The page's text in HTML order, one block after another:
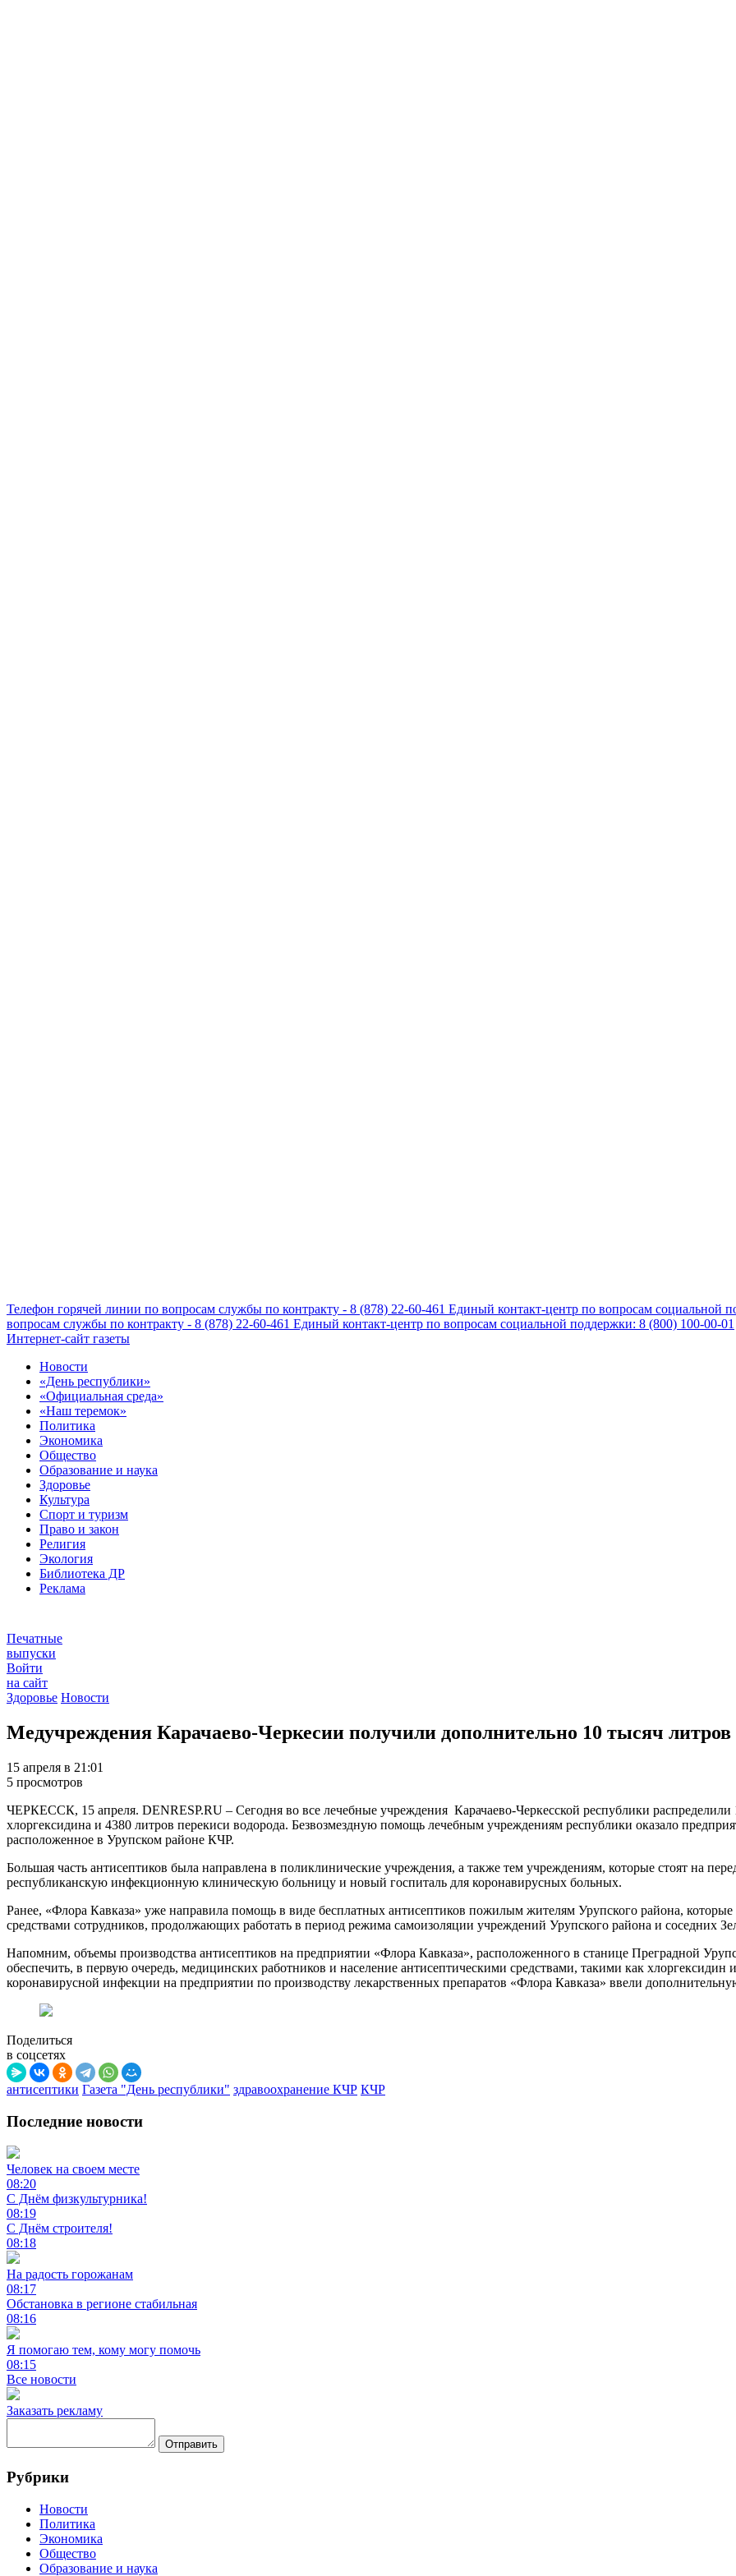
Телефон горячей линии по вопросам службы по контракту - 8 (878) 22-60-461 Единый контакт-центр по вопросам социальной
вопросам службы по контракту - 8 (878) 22-60-461 Единый контакт-центр по вопросам социальной поддержки: 8 (800) 100-00-01
Интернет-сайт газеты
Новости
«День республики»
«Официальная среда»
«Наш теремок»
Политика
Экономика
Общество
Образование и наука
Здоровье
Культура
Спорт и туризм
Право и закон
Религия
Экология
Библиотека ДР
Реклама
Печатные
выпуски
Войти
на сайт
Здоровье Новости
Медучреждения Карачаево-Черкесии получили дополнительно 10 тысяч литров
15 апреля в 21:01
5 просмотров
ЧЕРКЕССК, 15 апреля. DENRESP.RU – Сегодня во все лечебные учреждения Карачаево-Черкесской республики распределили
хлоргексидина и 4380 литров перекиси водорода. Безвозмездную помощь лечебным учреждениям республики оказало
расположенное в Урупском районе КЧР.
Большая часть антисептиков была направлена в поликлинические учреждения, а также тем учреждениям, которые стоят на
республиканскую инфекционную клиническую больницу и новый госпиталь для коронавирусных больных.
Ранее, «Флора Кавказа» уже направила помощь в виде бесплатных антисептиков пожилым жителям Урупского района, которые
средствами сотрудников, продолжающих работать в период режима самоизоляции учреждений Урупского района и соседних
Напомним, объемы производства антисептиков на предприятии «Флора Кавказа», расположенного в станице Преградной
обеспечить, в первую очередь, медицинских работников и население антисептическими средствами, такими как хлоргексидин
коронавирусной инфекции на предприятии по производству лекарственных препаратов «Флора Кавказа» ввели
Поделиться
в соцсетях
антисептики Газета "День республики" здравоохранение КЧР КЧР
Последние новости
Человек на своем месте
08:20
С Днём физкультурника!
08:19
С Днём строителя!
08:18
На радость горожанам
08:17
Обстановка в регионе стабильная
08:16
Я помогаю тем, кому могу помочь
08:15
Все новости
Заказать рекламу
Отправить
Рубрики
Новости
Политика
Экономика
Общество
Образование и наука